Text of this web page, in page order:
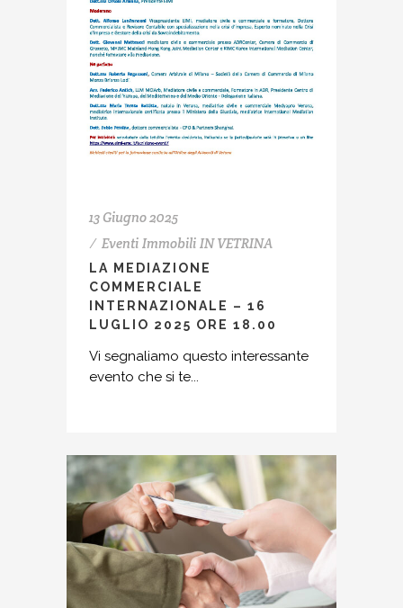
13 Giugno 2025
Eventi Immobili IN VETRINA
LA MEDIAZIONE
COMMERCIALE
INTERNAZIONALE – 16
LUGLIO 2025 ORE 18.00
Vi segnaliamo questo interessante
evento che si te...